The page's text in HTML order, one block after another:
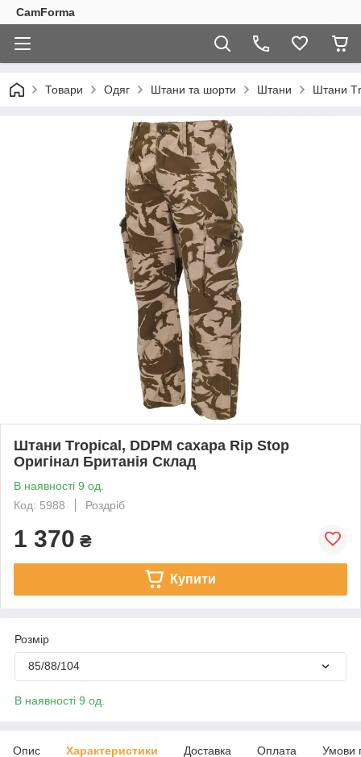
CamForma
Товари Одяг Штани та шорти Штани Штани
Штани Тropical, DDPM сахара Rip Stop
Оригінал Британія Склад
В наявності 9 од.
Код: 5988
Роздріб
1 370 ₴
Купити
Розмір
85/88/104
В наявності 9 од.
Опис Характеристики Доставка Оплата Умови